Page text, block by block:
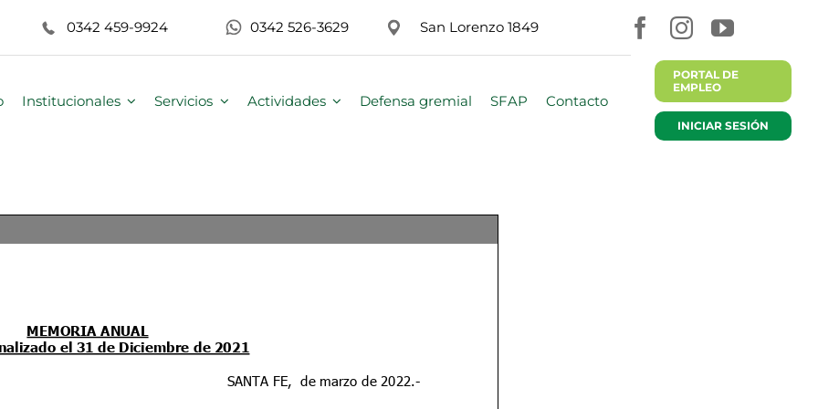
0342 459-9924 0342 526-3629 San Lorenzo 1849
Institucionales Servicios Actividades Defensa gremial SFAP Contacto
PORTAL DE
EMPLEO
INICIAR SESIÓN